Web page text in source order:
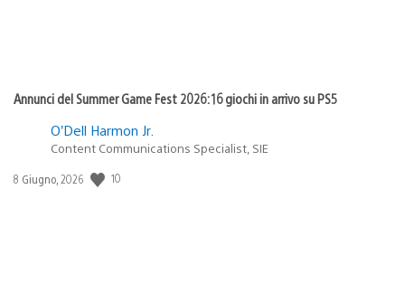
Annunci del Summer Game Fest 2026: 16 giochi in arrivo su PS5
O’Dell Harmon Jr.
Content Communications Specialist, SIE
Data
8 Giugno, 2026 10